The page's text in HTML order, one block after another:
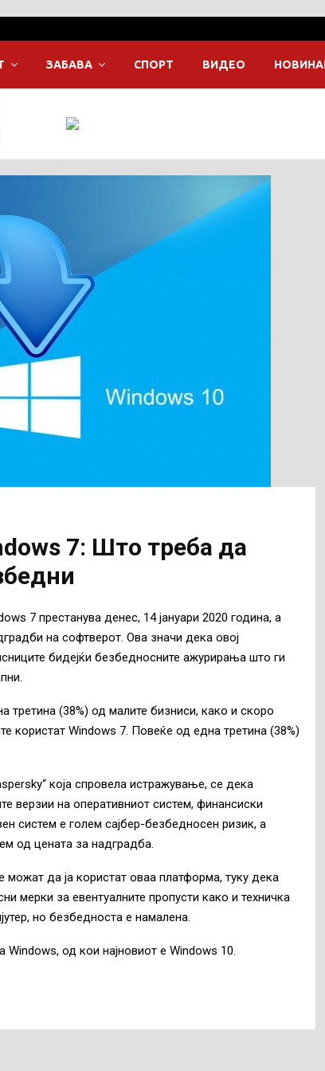
ЗАБАВА СПОРТ ВИДЕО
7: Што треба да
7 престанува денес, 14 јануари 2020 година, а
на софтверот. Ова значи дека овој
бидејќи безбедносните ажурирања што ги
третина (38%) од малите бизниси, како и скоро
користат Windows 7. Повеќе од една третина (38%)
која спровела истражување, се дека
верзии на оперативниот систем, финансиски
систем е голем сајбер-безбедносен ризик, а
од цената за надградба.
да ја користат оваа платформа, туку дека
за евентуалните пропусти како и техничка
но безбедноста е намалена.
Windows, од кои најновиот е Windows 10.